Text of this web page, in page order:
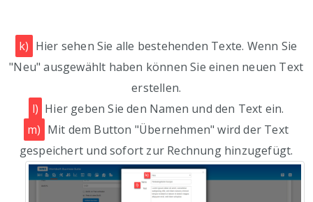
k) Hier sehen Sie alle bestehenden Texte. Wenn Sie
"Neu" ausgewählt haben können Sie einen neuen Text
erstellen.
l) Hier geben Sie den Namen und den Text ein.
m) Mit dem Button "Übernehmen" wird der Text
gespeichert und sofort zur Rechnung hinzugefügt.